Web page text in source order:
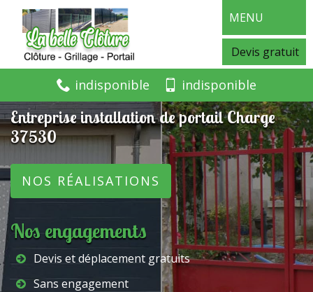
MENU
Devis gratuit
indisponible indisponible
Entreprise installation de portail Charge
37530
NOS RÉALISATIONS
Nos engagements
Devis et déplacement gratuits
Sans engagement